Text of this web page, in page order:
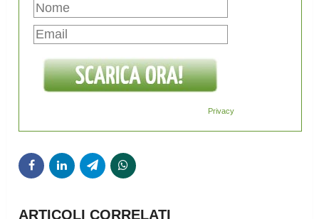
Privacy
ARTICOLI CORRELATI